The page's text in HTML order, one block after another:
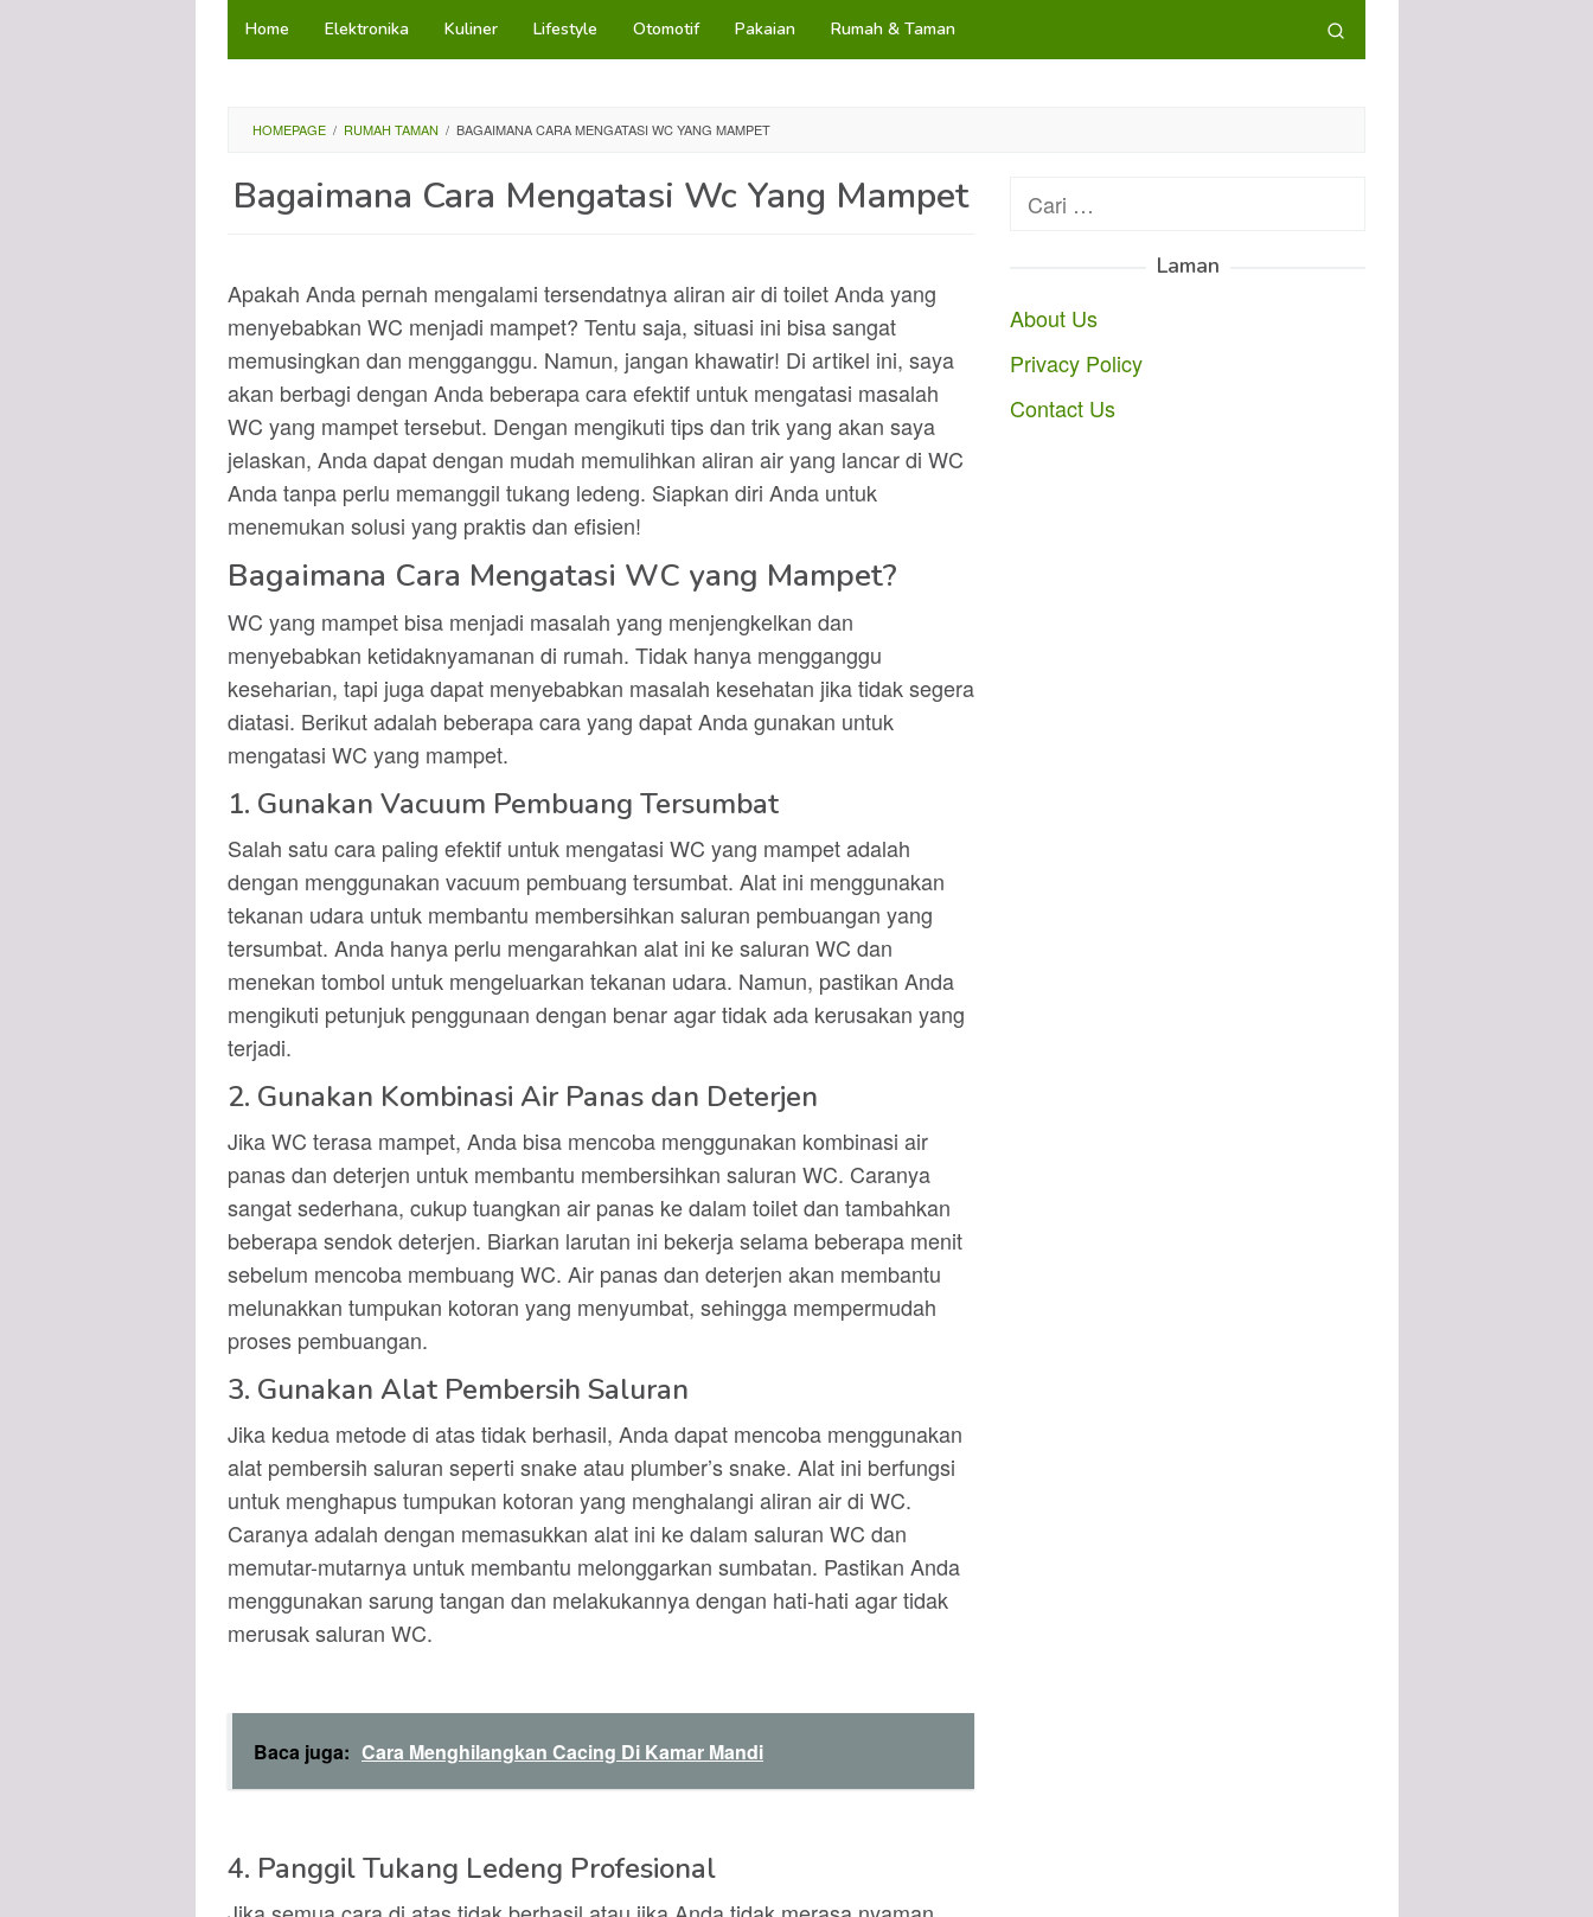
LoncatHome Elektronika Kuliner Lifestyle Otomotif Pakaian Rumah & Taman
HOMEPAGE / RUMAH TAMAN / BAGAIMANA CARA MENGATASI WC YANG MAMPET
Bagaimana Cara Mengatasi Wc Yang Mampet
Apakah Anda pernah mengalami tersendatnya aliran air di toilet Anda yang
menyebabkan WC menjadi mampet? Tentu saja, situasi ini bisa sangat
memusingkan dan mengganggu. Namun, jangan khawatir! Di artikel ini, saya
akan berbagi dengan Anda beberapa cara efektif untuk mengatasi masalah
WC yang mampet tersebut. Dengan mengikuti tips dan trik yang akan saya
jelaskan, Anda dapat dengan mudah memulihkan aliran air yang lancar di WC
Anda tanpa perlu memanggil tukang ledeng. Siapkan diri Anda untuk
menemukan solusi yang praktis dan efisien!
Bagaimana Cara Mengatasi WC yang Mampet?
WC yang mampet bisa menjadi masalah yang menjengkelkan dan
menyebabkan ketidaknyamanan di rumah. Tidak hanya mengganggu
keseharian, tapi juga dapat menyebabkan masalah kesehatan jika tidak segera
diatasi. Berikut adalah beberapa cara yang dapat Anda gunakan untuk
mengatasi WC yang mampet.
1. Gunakan Vacuum Pembuang Tersumbat
Salah satu cara paling efektif untuk mengatasi WC yang mampet adalah
dengan menggunakan vacuum pembuang tersumbat. Alat ini menggunakan
tekanan udara untuk membantu membersihkan saluran pembuangan yang
tersumbat. Anda hanya perlu mengarahkan alat ini ke saluran WC dan
menekan tombol untuk mengeluarkan tekanan udara. Namun, pastikan Anda
mengikuti petunjuk penggunaan dengan benar agar tidak ada kerusakan yang
terjadi.
2. Gunakan Kombinasi Air Panas dan Deterjen
Jika WC terasa mampet, Anda bisa mencoba menggunakan kombinasi air
panas dan deterjen untuk membantu membersihkan saluran WC. Caranya
sangat sederhana, cukup tuangkan air panas ke dalam toilet dan tambahkan
beberapa sendok deterjen. Biarkan larutan ini bekerja selama beberapa menit
sebelum mencoba membuang WC. Air panas dan deterjen akan membantu
melunakkan tumpukan kotoran yang menyumbat, sehingga mempermudah
proses pembuangan.
3. Gunakan Alat Pembersih Saluran
Jika kedua metode di atas tidak berhasil, Anda dapat mencoba menggunakan
alat pembersih saluran seperti snake atau plumber’s snake. Alat ini berfungsi
untuk menghapus tumpukan kotoran yang menghalangi aliran air di WC.
Caranya adalah dengan memasukkan alat ini ke dalam saluran WC dan
memutar-mutarnya untuk membantu melonggarkan sumbatan. Pastikan Anda
menggunakan sarung tangan dan melakukannya dengan hati-hati agar tidak
merusak saluran WC.
Baca juga: Cara Menghilangkan Cacing Di Kamar Mandi
4. Panggil Tukang Ledeng Profesional
Cari
Laman
About Us
Privacy Policy
Contact Us